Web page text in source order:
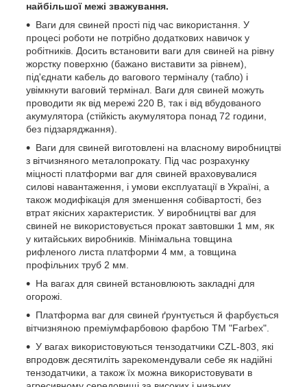
найбільшої межі зважування.
Ваги для свиней прості під час використання. У
процесі роботи не потрібно додаткових навичок у
робітників. Досить встановити ваги для свиней на рівну
жорстку поверхню (бажано виставити за рівнем),
під'єднати кабель до вагового терміналу (табло) і
увімкнути ваговий термінал. Ваги для свиней можуть
проводити як від мережі 220 В, так і від вбудованого
акумулятора (стійкість акумулятора понад 72 години,
без підзаряджання).
Ваги для свиней виготовлені на власному виробництві
з вітчизняного металопрокату. Під час розрахунку
міцності платформи ваг для свиней враховувалися
силові навантаження, і умови експлуатації в Україні, а
також модифікація для зменшення собівартості, без
втрат якісних характеристик. У виробництві ваг для
свиней не використовується прокат завтовшки 1 мм, як
у китайських виробників. Мінімальна товщина
рифленого листа платформи 4 мм, а товщина
профільних труб 2 мм.
На вагах для свиней встановлюють закладні для
огорожі.
Платформа ваг для свиней ґрунтується й фарбується
вітчизняною преміумфарбовою фарбою ТМ "Farbex".
У вагах використовуються тензодатчики CZL-803, які
впродовж десятиліть зарекомендували себе як надійні
тензодатчики, а також їх можна використовувати в